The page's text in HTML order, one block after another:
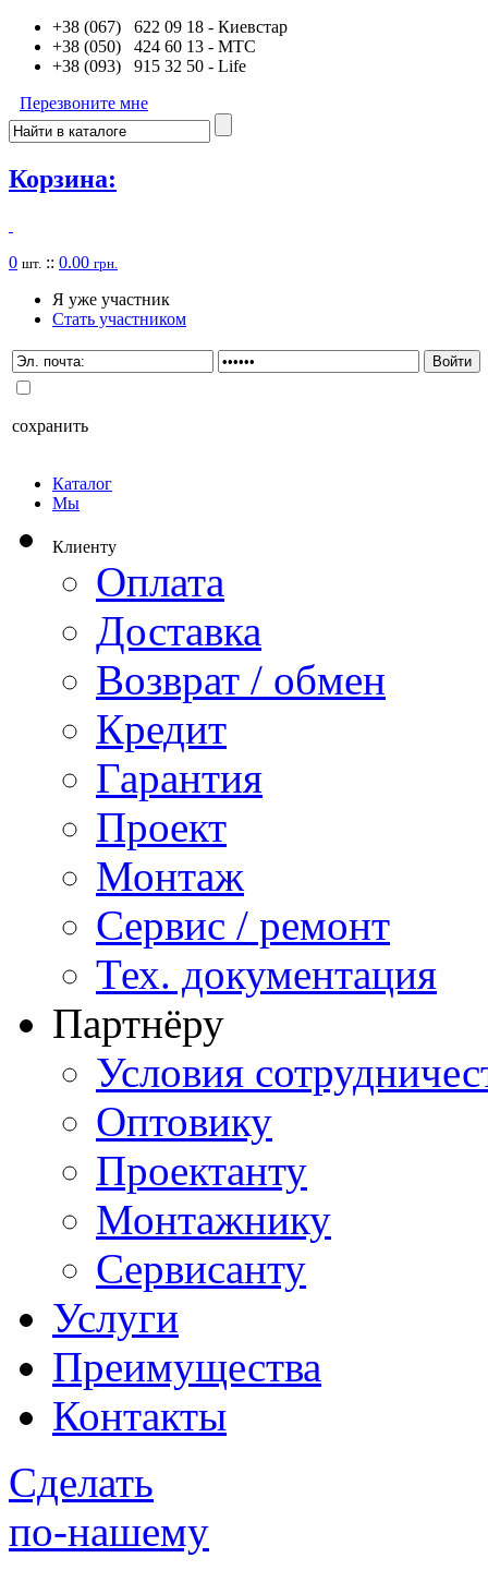
+38 (067) 622 09 18 - Киевстар
+38 (050) 424 60 13 - MTC
+38 (093) 915 32 50 - Life
Перезвоните мне
Корзина:
0 шт. :: 0.00 грн.
Я уже участник
Стать участником
сохранить
Каталог
Мы
Клиенту
Оплата
Доставка
Возврат / обмен
Кредит
Гарантия
Проект
Монтаж
Сервис / ремонт
Тех. документация
Партнёру
Условия
Оптовику
Проектанту
Монтажнику
Сервисанту
Услуги
Преимущества
Контакты
Сделать
по-нашему